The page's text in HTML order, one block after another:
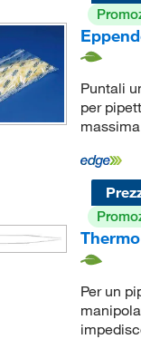
Puntali
per
Per un